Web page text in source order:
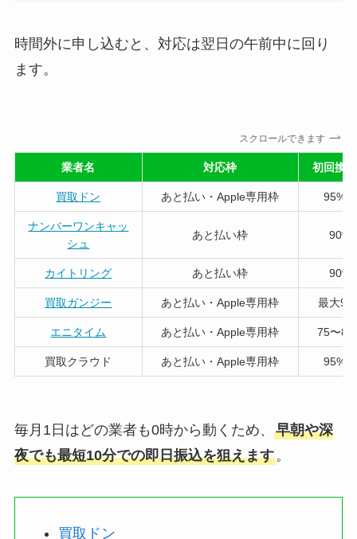
時間外に申し込むと、対応は翌日の午前中に回り
ます。
スクロールできます
業者名 対応枠 初回換
買取ドン あと払い・Apple専用枠 95%〜
ナンバーワンキャッ
シュ
あと払い枠 90%
カイトリング あと払い枠 90%
買取ガンジー あと払い・Apple専用枠 最大
エニタイム あと払い・Apple専用枠 75〜
買取クラウド あと払い・Apple専用枠 95%〜
毎月1日はどの業者も0時から動くため、 早朝や深
夜でも最短10分での即日振込を狙えます。
買取ドン